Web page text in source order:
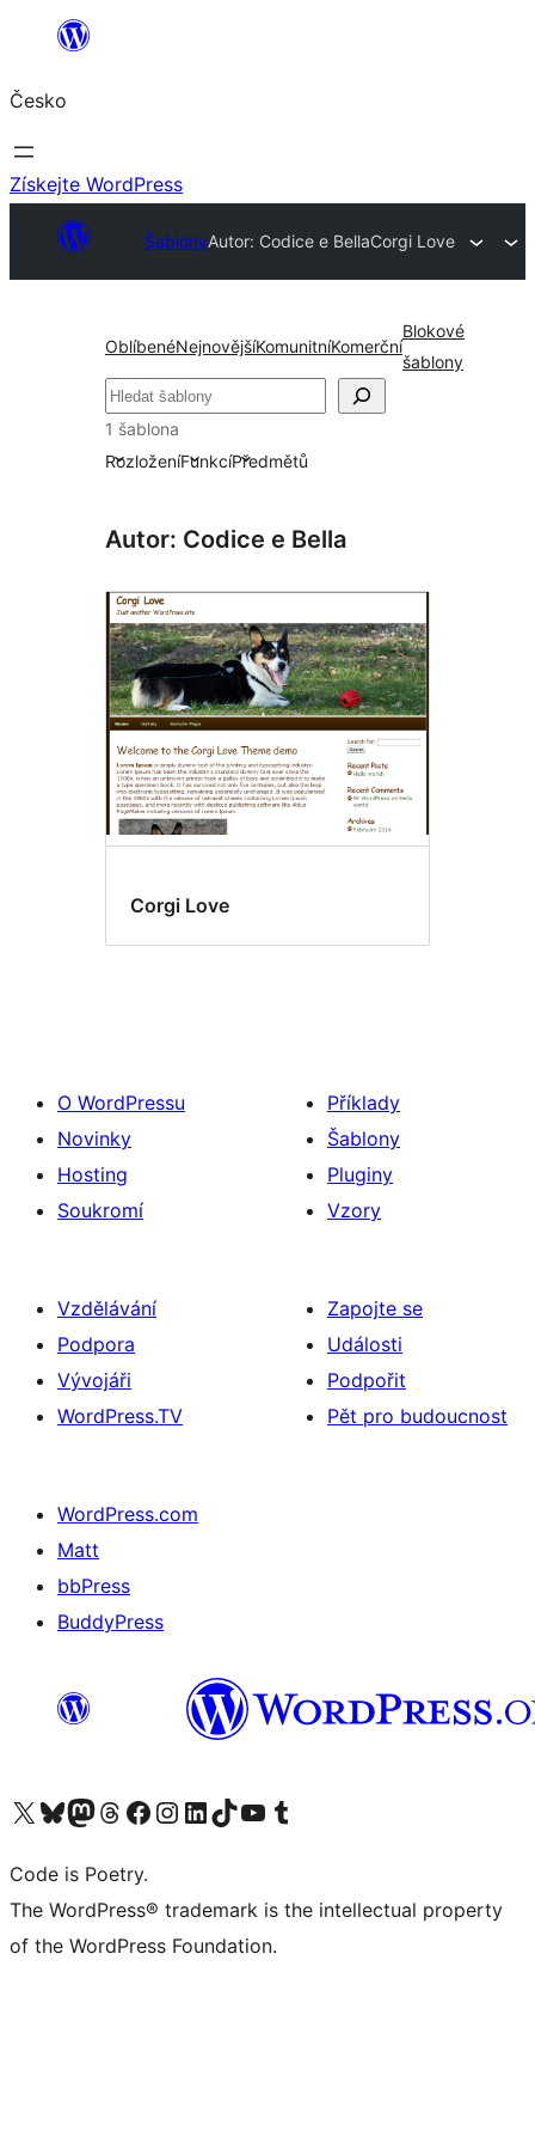
Přeskočit
obsah
Česko
Získejte WordPress
ŠablonyAutor: Codice e BellaCorgi Love
OblíbenéNejnovějšíKomunitníKomerční
Blokové
šablony
Hledat
1 šablona
RozloženíFunkcíPředmětů
Autor: Codice e Bella
Corgi Love
O WordPressu
Novinky
Hosting
Soukromí
Příklady
Šablony
Pluginy
Vzory
Vzdělávání
Podpora
Vývojáři
WordPress.TV
Zapojte se
Události
Podpořit
Pět pro budoucnost
WordPress.com
Matt
bbPress
BuddyPress
Navštivte náš účet na X (dříve Twitter)
Navštivte náš Bluesky účetNavštivte náš účet Mastodon
Navštivte náš Threads účetNavštivte naši stránku na Facebooku
Navštivte náš Instagram účetNavštivte náš LinkedIn účetNavštivte náš TikTok účetNavštivte náš YouTube kanálNavštivte náš Tumblr účet
Code is Poetry.
The WordPress® trademark is the intellectual property
of the WordPress Foundation.